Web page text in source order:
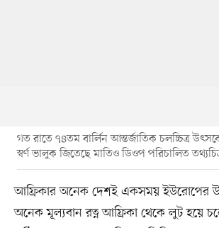
গত রাতে ৭৪তম বার্লিন আন্তর্জাতিক চলচ্চিত্র
স্বর্ণ ভালুক জিতেছে মাতিও ডিওপ পরিচালিত
আফ্রিকার অনেক দেশই একসময় ইউরোপের
অনেক মূল্যবান রত্ন আফ্রিকা থেকে লুট হয়ে